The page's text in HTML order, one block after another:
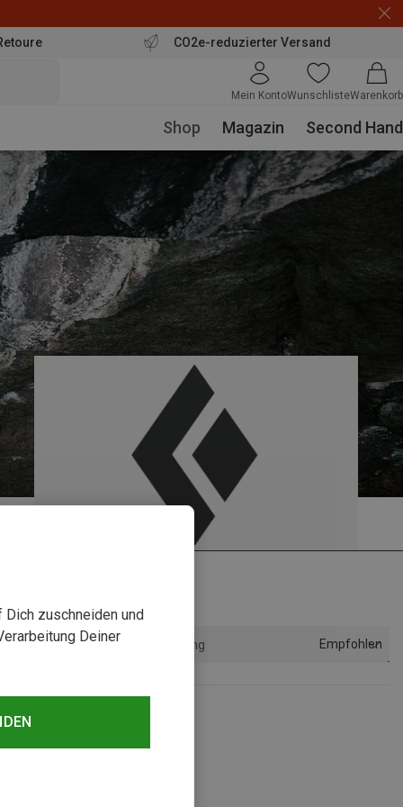
CO2e-reduzierter Versand
Mein KontoWunschlisteWarenkorb
Shop Magazin Second Hand
Sortierung Empfohlen
zuschneiden und
Deiner